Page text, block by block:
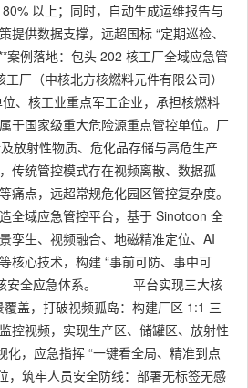
以上；同时，自动生成运维报告与
提供数据支撑，远超国标 “定期巡检、
案例落地：包头 202 核工厂全域应急管
厂（中核北方核燃料元件有限公司）
、核工业重点军工企业，承担核燃料
于国家级重大危险源重点管控单位。厂
放射性物质、危化品存储与高危生产
传统管控模式存在视频离散、数据孤
痛点，远超常规危化园区管控复杂度。
全域应急管控平台，基于 Sinotoon 全
孪生、视频融合、地磁精准定位、AI
核心技术，构建 “事前可防、事中可
核安全应急体系。 平台实现三大核
盖，打破视频孤岛：构建厂区 1:1 三
控视频，实现生产区、储罐区、放射性
化，应急指挥 “一键看全局、精准到点
，筑牢人员安全防线：部署无标签无感